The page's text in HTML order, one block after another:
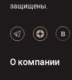
защищены.
О компании